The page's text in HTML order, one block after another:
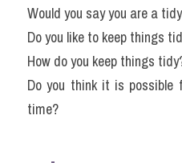
Would you say you are a
Do you like to keep things
How do you keep things
Do you think it is
time?